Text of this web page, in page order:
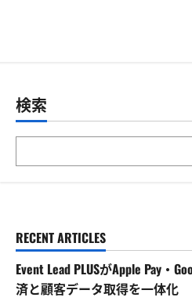
検索
RECENT ARTICLES
Event Lead PLUSがApple Pay・
済と顧客データ取得を一体化